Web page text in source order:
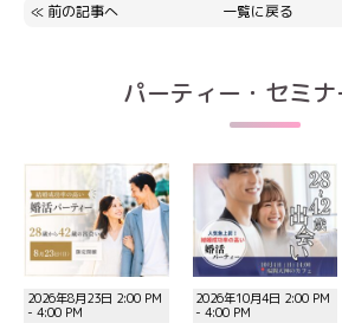
≪ 前の記事へ 一覧に戻る
パーティー・セミナ
2026年8月23日 2:00 PM
- 4:00 PM
2026年10月4日 2:00 PM
- 4:00 PM